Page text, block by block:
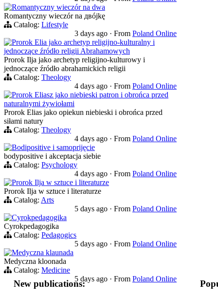
Romantyczny wieczór na dwa
Romantyczny wieczór na двójkę
Catalog: Lifestyle
3 days ago · From Poland Online
Prorok Elia jako archetyp religijno-kulturalny i
jednoczące źródło religii Abrahamowych
Prorok Ilja jako archetyp religijno-kulturowy i
jednoczące źródło abrahamickich religii
Catalog: Theology
4 days ago · From Poland Online
Prorok Eliasz jako niebieski patron i obrońca przed
naturalnymi żywiołami
Prorok Elias jako opiekun niebieski i obrońca przed
siłami natury
Catalog: Theology
4 days ago · From Poland Online
Bodipositive i samoprijęcie
bodypositive i akceptacja siebie
Catalog: Psychology
4 days ago · From Poland Online
Prorok Ilja w sztuce i literaturze
Prorok Ilja w sztuce i literaturze
Catalog: Arts
5 days ago · From Poland Online
Cyrokpedagogika
Cyrokpedagogika
Catalog: Pedagogics
5 days ago · From Poland Online
Medyczna klaunada
Medyczna kloonada
Catalog: Medicine
5 days ago · From Poland Online
New publications: